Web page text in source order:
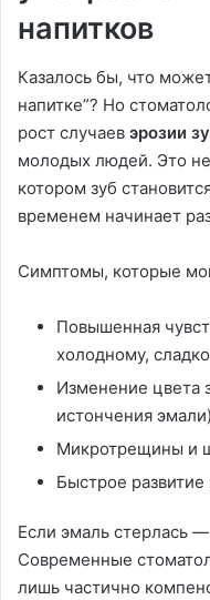
напитков
Казалось бы, что
напитке”? Но
рост случаев эрозии
молодых людей. Это
котором зуб
временем начинает
Симптомы, которые
Повышенная
холодному,
Изменение цвета
истончения эмали)
Микротрещины и
Быстрое развитие
Если эмаль стерлась
Современные
лишь частично